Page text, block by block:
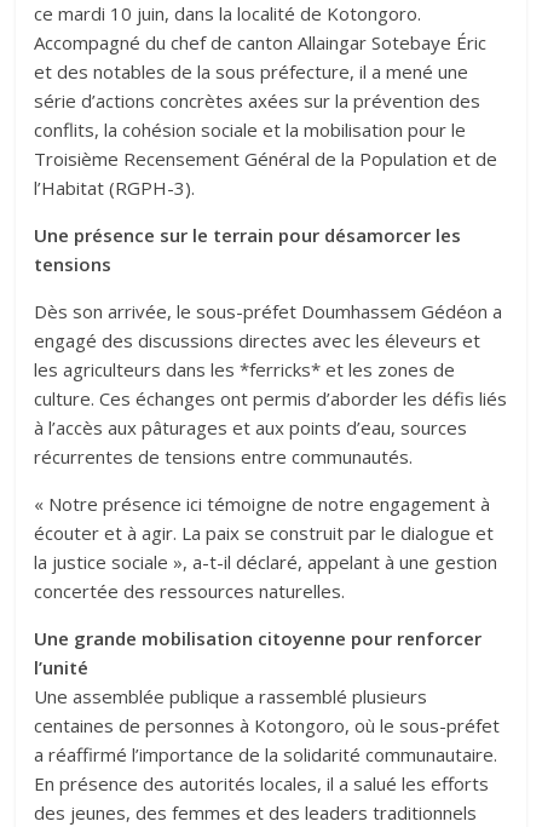
ce mardi 10 juin, dans la localité de Kotongoro.
Accompagné du chef de canton Allaingar Sotebaye Éric
et des notables de la sous préfecture, il a mené une
série d’actions concrètes axées sur la prévention des
conflits, la cohésion sociale et la mobilisation pour le
Troisième Recensement Général de la Population et de
l’Habitat (RGPH-3).
Une présence sur le terrain pour désamorcer les
tensions
Dès son arrivée, le sous-préfet Doumhassem Gédéon a
engagé des discussions directes avec les éleveurs et
les agriculteurs dans les *ferricks* et les zones de
culture. Ces échanges ont permis d’aborder les défis liés
à l’accès aux pâturages et aux points d’eau, sources
récurrentes de tensions entre communautés.
« Notre présence ici témoigne de notre engagement à
écouter et à agir. La paix se construit par le dialogue et
la justice sociale », a-t-il déclaré, appelant à une gestion
concertée des ressources naturelles.
Une grande mobilisation citoyenne pour renforcer
l’unité
Une assemblée publique a rassemblé plusieurs
centaines de personnes à Kotongoro, où le sous-préfet
a réaffirmé l’importance de la solidarité communautaire.
En présence des autorités locales, il a salué les efforts
des jeunes, des femmes et des leaders traditionnels